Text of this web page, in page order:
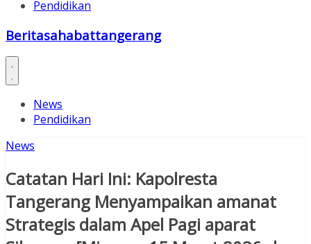
Pendidikan
Beritasahabattangerang
News
Pendidikan
News
Catatan Hari Ini: Kapolresta
Tangerang Menyampaikan amanat
Strategis dalam Apel Pagi aparat